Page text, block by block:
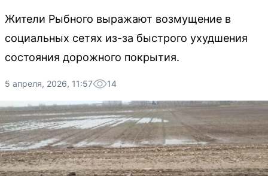
Жители Рыбного выражают возмущение в
социальных сетях из-за быстрого ухудшения
состояния дорожного покрытия.
5 апреля, 2026, 11:57 14